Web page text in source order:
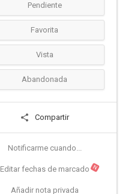
Pendiente
Favorita
Vista
Abandonada
Compartir
Notificarme cuando...
Editar fechas de marcado N
Añadir nota privada